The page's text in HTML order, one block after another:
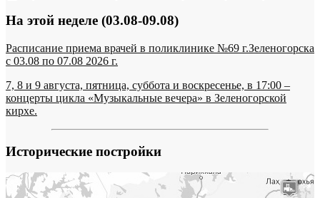
На этой неделе (03.08-09.08)
Расписание приема врачей в поликлинике №69 г.Зеленогорска
c 03.08 по 07.08 2026 г.
7, 8 и 9 августа, пятница, суббота и воскресенье, в 17:00 –
концерты цикла «Музыкальные вечера» в Зеленогорской
кирхе.
Исторические постройки